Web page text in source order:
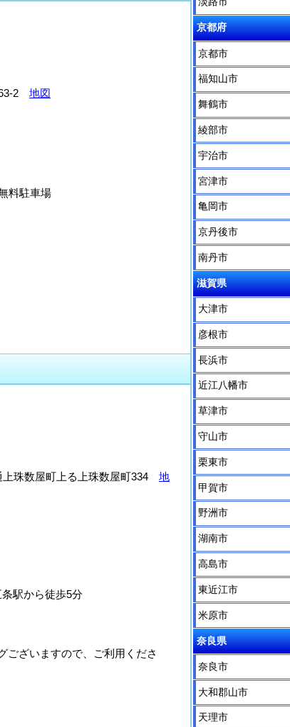
2 地図
料駐車場
珠数屋町上る上珠数屋町334 地
駅から徒歩5分
ございますので、ご利用くださ
京都府
京都市
福知山市
舞鶴市
綾部市
宇治市
宮津市
亀岡市
京丹後市
南丹市
滋賀県
大津市
彦根市
長浜市
近江八幡市
草津市
守山市
栗東市
甲賀市
野洲市
湖南市
高島市
東近江市
米原市
奈良県
奈良市
大和郡山市
天理市